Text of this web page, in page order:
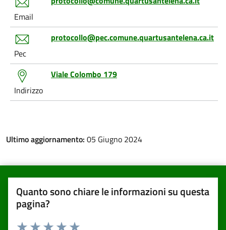
Email
Pec
protocollo@pec.comune.quartusantelena.ca.it
Indirizzo
Viale Colombo 179
Ultimo aggiornamento: 05 Giugno 2024
Quanto sono chiare le informazioni su questa
pagina?
Valuta da 1 a 5 stelle la pagina